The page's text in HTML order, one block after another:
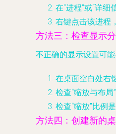
在“进程”或“详细
右键点击该进程
方法三：检查显示
不正确的显示设置可能
在桌面空白处右
检查“缩放与布
检查“缩放”比例
方法四：创建新的